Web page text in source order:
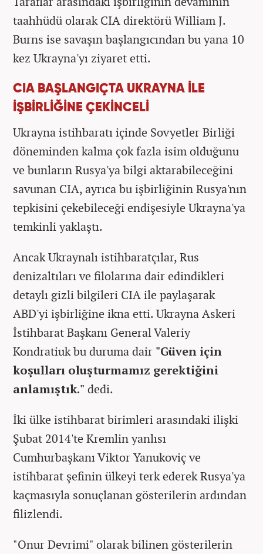
taahhüdü olarak CIA direktörü William J.
Burns ise savaşın başlangıcından bu yana 10
kez Ukrayna'yı ziyaret etti.
CIA BAŞLANGIÇTA UKRAYNA İLE
İŞBİRLİĞİNE ÇEKİNCELİ
Ukrayna istihbaratı içinde Sovyetler Birliği
döneminden kalma çok fazla isim olduğunu
ve bunların Rusya'ya bilgi aktarabileceğini
savunan CIA, ayrıca bu işbirliğinin Rusya'nın
tepkisini çekebileceği endişesiyle Ukrayna'ya
temkinli yaklaştı.
Ancak Ukraynalı istihbaratçılar, Rus
denizaltıları ve filolarına dair edindikleri
detaylı gizli bilgileri CIA ile paylaşarak
ABD'yi işbirliğine ikna etti. Ukrayna Askeri
İstihbarat Başkanı General Valeriy
Kondratiuk bu duruma dair "Güven için
koşulları oluşturmamız gerektiğini
anlamıştık." dedi.
İki ülke istihbarat birimleri arasındaki ilişki
Şubat 2014'te Kremlin yanlısı
Cumhurbaşkanı Viktor Yanukoviç ve
istihbarat şefinin ülkeyi terk ederek Rusya'ya
kaçmasıyla sonuçlanan gösterilerin ardından
filizlendi.
"Onur Devrimi" olarak bilinen gösterilerin